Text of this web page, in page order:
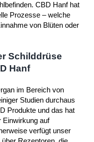
CBD Hanf hat
Prozesse – welche
von Blüten oder
Schilddrüse
Hanf
im Bereich von
Studien durchaus
Produkte und das hat
Einwirkung auf
verfügt unser